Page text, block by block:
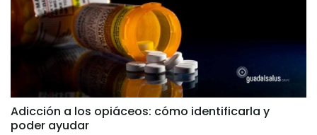
Adicción a los opiáceos: cómo identificarla y
poder ayudar